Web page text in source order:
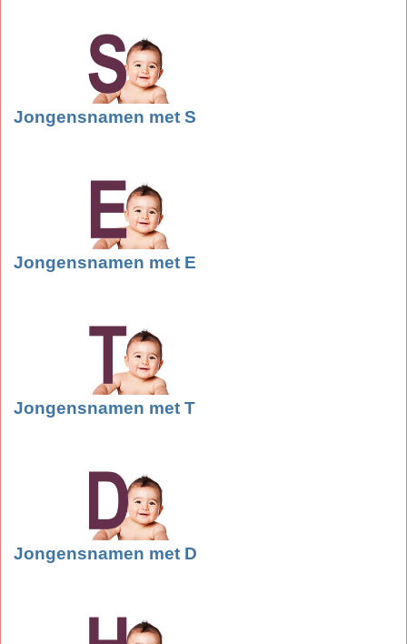
Jongensnamen met S
Jongensnamen met E
Jongensnamen met T
Jongensnamen met D